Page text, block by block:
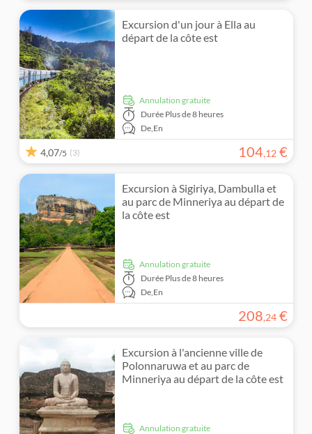
Excursion d'un jour à Ella au
départ de la côte est
Annulation gratuite
Durée Plus de 8 heures
De,En
4,07/5 (3) 104,12 €
Excursion à Sigiriya, Dambulla et
au parc de Minneriya au départ de
la côte est
Annulation gratuite
Durée Plus de 8 heures
De,En
208,24 €
Excursion à l'ancienne ville de
Polonnaruwa et au parc de
Minneriya au départ de la côte est
Annulation gratuite